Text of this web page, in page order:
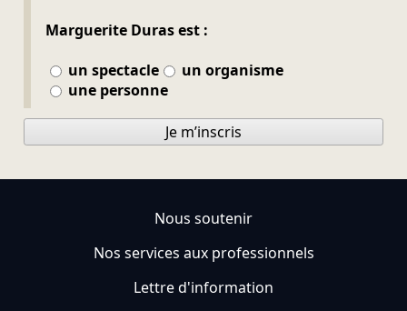
Marguerite Duras est :
un spectacle
un organisme
une personne
Je m’inscris
Nous soutenir
Nos services aux professionnels
Lettre d'information